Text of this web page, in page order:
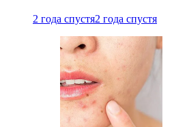
2 года спустя2 года спустя